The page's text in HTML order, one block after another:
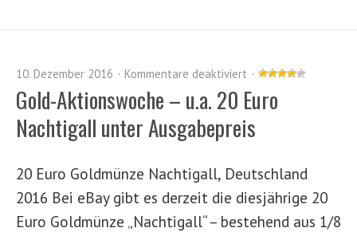
10. Dezember 2016 Kommentare deaktiviert
Gold-Aktionswoche – u.a. 20 Euro
Nachtigall unter Ausgabepreis
20 Euro Goldmünze Nachtigall, Deutschland
2016 Bei eBay gibt es derzeit die diesjährige 20
Euro Goldmünze „Nachtigall“ – bestehend aus 1/8